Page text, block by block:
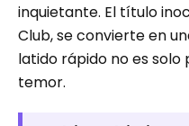
inquietante. El título
Club, se convierte en
latido rápido no es
temor.